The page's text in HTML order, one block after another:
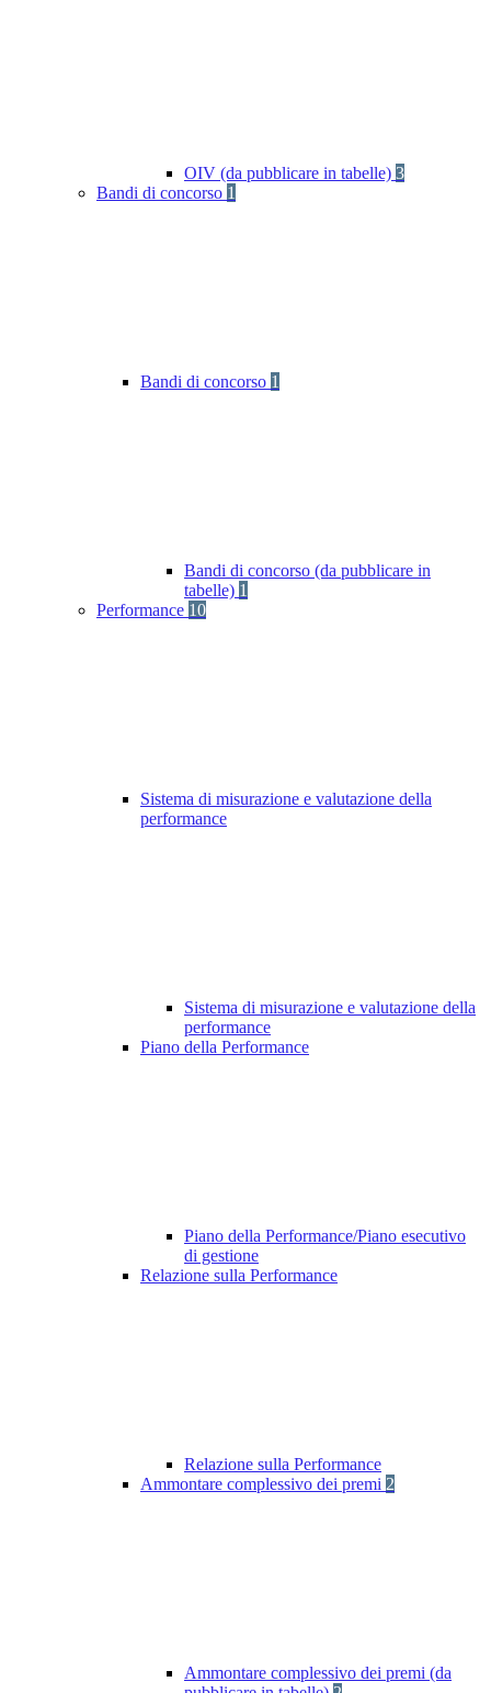
OIV (da pubblicare in tabelle) 3
Bandi di concorso 1
Bandi di concorso 1
Bandi di concorso (da pubblicare in
tabelle) 1
Performance 10
Sistema di misurazione e valutazione della
performance
Sistema di misurazione e valutazione della
performance
Piano della Performance
Piano della Performance/Piano esecutivo
di gestione
Relazione sulla Performance
Relazione sulla Performance
Ammontare complessivo dei premi 2
Ammontare complessivo dei premi (da